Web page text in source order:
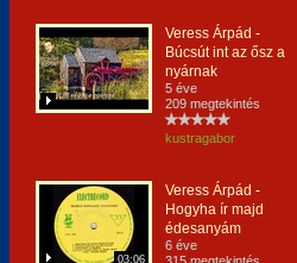
Veress Árpád -
Búcsút int az ősz a
nyárnak
5 éve
209 megtekintés
kustragabor
03:06
Veress Árpád -
Hogyha ír majd
édesanyám
6 éve